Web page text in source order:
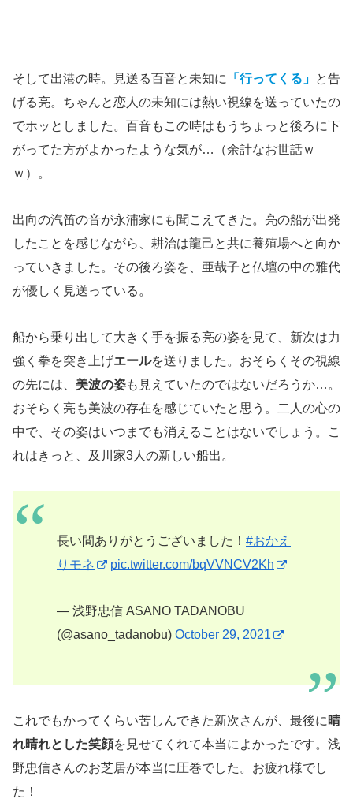
そして出港の時。見送る百音と未知に 「行ってくる」 と告
げる亮。ちゃんと恋人の未知には熱い視線を送っていたの
でホッとしました。百音もこの時はもうちょっと後ろに下
がってた方がよかったような気が…（余計なお世話ｗ
ｗ）。
出向の汽笛の音が永浦家にも聞こえてきた。亮の船が出発
したことを感じながら、耕治は龍己と共に養殖場へと向か
っていきました。その後ろ姿を、亜哉子と仏壇の中の雅代
が優しく見送っている。
船から乗り出して大きく手を振る亮の姿を見て、新次は力
強く拳を突き上げエールを送りました。おそらくその視線
の先には、 美波の姿も見えていたのではないだろうか…。
おそらく亮も美波の存在を感じていたと思う。二人の心の
中で、その姿はいつまでも消えることはないでしょう。こ
れはきっと、及川家3人の新しい船出。
長い間ありがとうございました！ #おかえ
りモネ
pic.twitter.com/bqVVNCV2Kh
— 浅野忠信 ASANO TADANOBU
(@asano_tadanobu) October 29, 2021
これでもかってくらい苦しんできた新次さんが、最後に 晴
れ晴れとした笑顔を見せてくれて本当によかったです。浅
野忠信さんのお芝居が本当に圧巻でした。お疲れ様でし
た！